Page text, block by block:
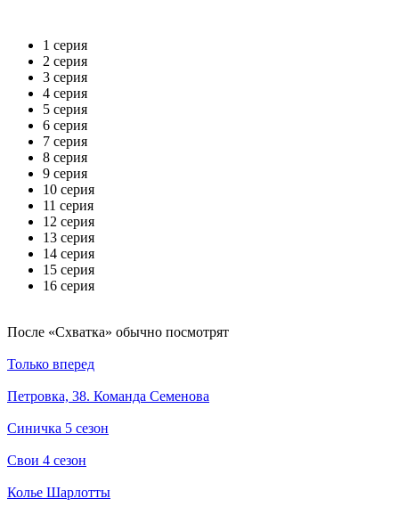
1 серия
2 серия
3 серия
4 серия
5 серия
6 серия
7 серия
8 серия
9 серия
10 серия
11 серия
12 серия
13 серия
14 серия
15 серия
16 серия
По­сле «Схватка» обыч­но по­смот­рят
Только вперед
Петровка, 38. Команда Семенова
Синичка 5 сезон
Свои 4 сезон
Колье Шарлотты